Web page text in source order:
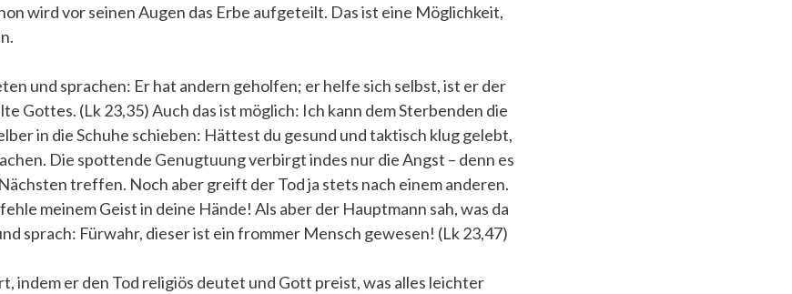
wird vor seinen Augen das Erbe aufgeteilt. Das ist eine Möglichkeit,
und sprachen: Er hat andern geholfen; er helfe sich selbst, ist er der
Gottes. (Lk 23,35) Auch das ist möglich: Ich kann dem Sterbenden die
in die Schuhe schieben: Hättest du gesund und taktisch klug gelebt,
Die spottende Genugtuung verbirgt indes nur die Angst – denn es
treffen. Noch aber greift der Tod ja stets nach einem anderen.
meinem Geist in deine Hände! Als aber der Hauptmann sah, was da
sprach: Fürwahr, dieser ist ein frommer Mensch gewesen! (Lk 23,47)
indem er den Tod religiös deutet und Gott preist, was alles leichter